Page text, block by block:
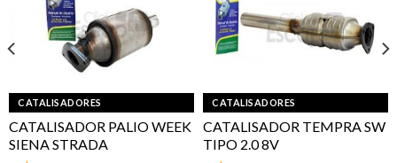
CATALISADORES
CATALISADOR PALIO WEEK
SIENA STRADA
CATALISADORES
CATALISADOR TEMPRA SW
TIPO 2.0 8V